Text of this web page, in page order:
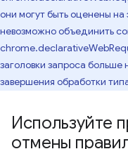
они могут быть оценены
невозможно объединить
заголовки запроса больше
завершения обработки
Используйте
отмены